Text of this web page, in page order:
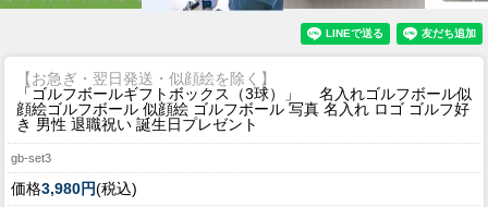
【お急ぎ・翌日発送・似顔絵を除く】
「ゴルフボールギフトボックス（3球）」 名入れゴルフボール似
顔絵ゴルフボール 似顔絵 ゴルフボール 写真 名入れ ロゴ ゴルフ好
き 男性 退職祝い 誕生日プレゼント
gb-set3
価格3,980円(税込)